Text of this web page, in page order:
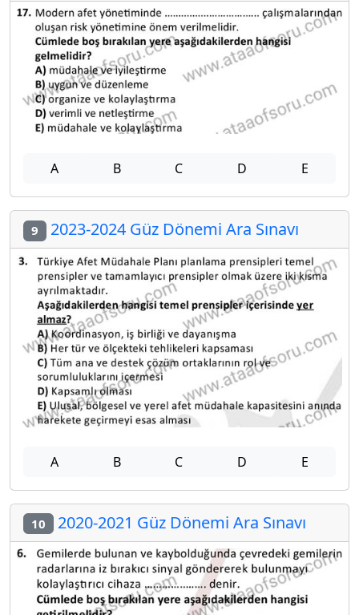
A B C D E
9 2023-2024 Güz Dönemi Ara Sınavı
A B C D E
10 2020-2021 Güz Dönemi Ara Sınavı